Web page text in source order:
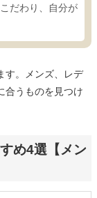
だわり、自分が
す。メンズ、レデ
合うものを見つけ
め4選【メン